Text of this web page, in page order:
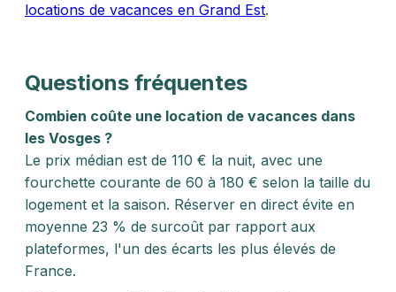
locations de vacances en Grand Est.
Questions fréquentes
Combien coûte une location de vacances dans
les Vosges ?
Le prix médian est de 110 € la nuit, avec une
fourchette courante de 60 à 180 € selon la taille du
logement et la saison. Réserver en direct évite en
moyenne 23 % de surcoût par rapport aux
plateformes, l'un des écarts les plus élevés de
France.